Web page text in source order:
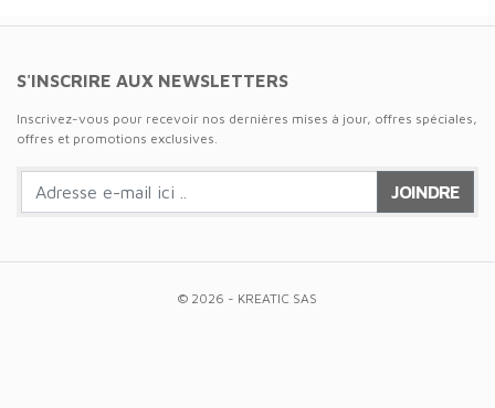
S'INSCRIRE AUX NEWSLETTERS
Inscrivez-vous pour recevoir nos dernières mises à jour, offres spéciales,
offres et promotions exclusives.
JOINDRE
© 2026 - KREATIC SAS